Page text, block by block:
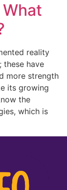
reality
these have
more strength
its growing
the
which is